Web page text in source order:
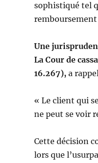
sophistiqué tel
Une
La Cour de
16.267),a
« Le client qui
ne peut se voir
Cette décision
lors que